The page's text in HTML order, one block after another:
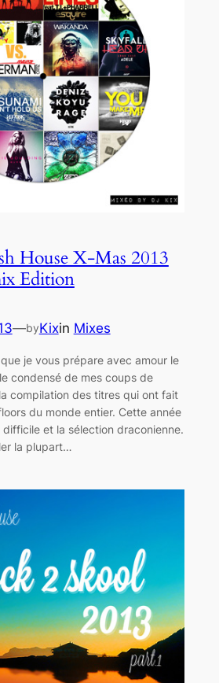
House X-Mas 2013
Edition
—byKixin Mixes
je vous prépare avec amour le
condensé de mes coups de
compilation des titres qui ont fait
du monde entier. Cette année
et la sélection draconienne.
la plupart…